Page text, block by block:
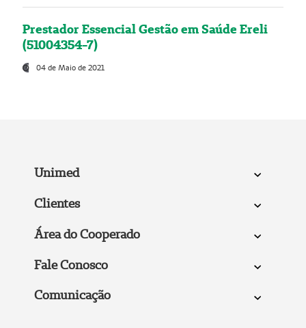
Prestador Essencial Gestão em Saúde Ereli
(51004354-7)
04 de Maio de 2021
Unimed
Clientes
Área do Cooperado
Fale Conosco
Comunicação